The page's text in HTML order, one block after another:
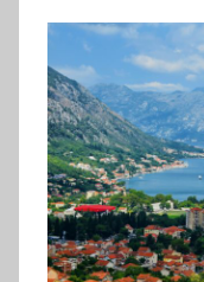
a
r
c
a
2
0
2
4